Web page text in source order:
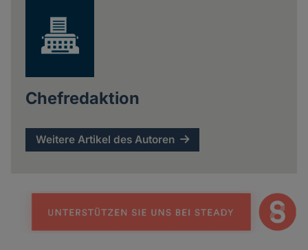
Chefredaktion
Weitere Artikel des Autoren